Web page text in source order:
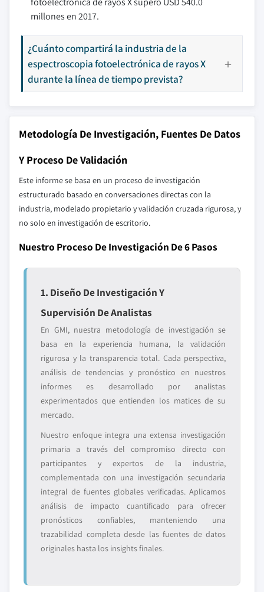
millones en 2017.
¿Cuánto compartirá la industria de la
espectroscopia fotoelectrónica de rayos X
durante la línea de tiempo prevista?
Metodología De Investigación, Fuentes De Datos
Y Proceso De Validación
Este informe se basa en un proceso de investigación
estructurado basado en conversaciones directas con la
industria, modelado propietario y validación cruzada rigurosa, y
no solo en investigación de escritorio.
Nuestro Proceso De Investigación De 6 Pasos
1. Diseño De Investigación Y
Supervisión De Analistas
En GMI, nuestra metodología de investigación se
basa en la experiencia humana, la validación
rigurosa y la transparencia total. Cada perspectiva,
análisis de tendencias y pronóstico en nuestros
informes es desarrollado por analistas
experimentados que entienden los matices de su
mercado.
Nuestro enfoque integra una extensa investigación
primaria a través del compromiso directo con
participantes y expertos de la industria,
complementada con una investigación secundaria
integral de fuentes globales verificadas. Aplicamos
análisis de impacto cuantificado para ofrecer
pronósticos confiables, manteniendo una
trazabilidad completa desde las fuentes de datos
originales hasta los insights finales.